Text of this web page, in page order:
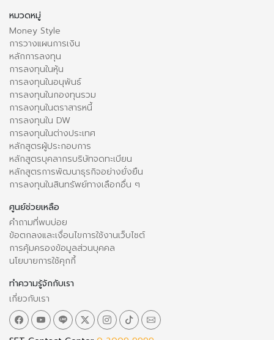
หมวดหมู่
Money Style
การวางแผนการเงิน
หลักการลงทุน
การลงทุนในหุ้น
การลงทุนในอนุพันธ์
การลงทุนในกองทุนรวม
การลงทุนในตราสารหนี้
การลงทุนใน DW
การลงทุนในต่างประเทศ
หลักสูตรผู้ประกอบการ
หลักสูตรบุคลากรบริษัทจดทะเบียน
หลักสูตรการพัฒนาธุรกิจอย่างยั่งยืน
การลงทุนในสินทรัพย์ทางเลือกอื่น ๆ
ศูนย์ช่วยเหลือ
คำถามที่พบบ่อย
ข้อตกลงและเงื่อนไขการใช้งานเว็บไซต์
การคุ้มครองข้อมูลส่วนบุคคล
นโยบายการใช้คุกกี้
ทำความรู้จักกับเรา
เกี่ยวกับเรา